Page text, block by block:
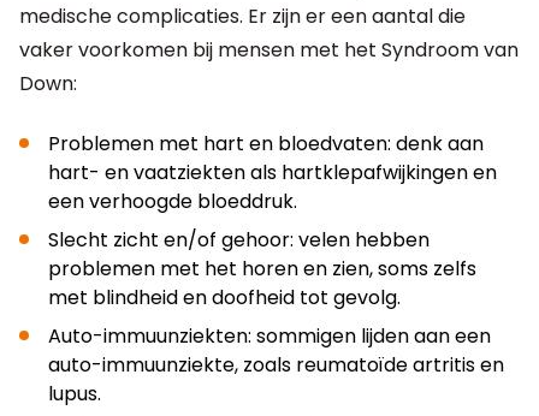
medische complicaties. Er zijn er een aantal die
vaker voorkomen bij mensen met het Syndroom van
Down:
Problemen met hart en bloedvaten: denk aan
hart- en vaatziekten als hartklepafwijkingen en
een verhoogde bloeddruk.
Slecht zicht en/of gehoor: velen hebben
problemen met het horen en zien, soms zelfs
met blindheid en doofheid tot gevolg.
Auto-immuunziekten: sommigen lijden aan een
auto-immuunziekte, zoals reumatoïde artritis en
lupus.